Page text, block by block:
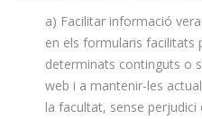
a) Facilitar informació
en els formularis facilitats
determinats continguts o
web i a mantenir-les
la facultat, sense perjudici